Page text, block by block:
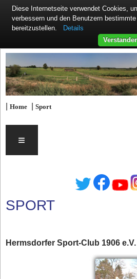
|Home |Sport
≡
SPORT
Hermsdorfer Sport-Club 1906 e.V.
Diese Internetseite verwendet Cookies,
verbessern und den Benutzern
bereitzustellen.
Details